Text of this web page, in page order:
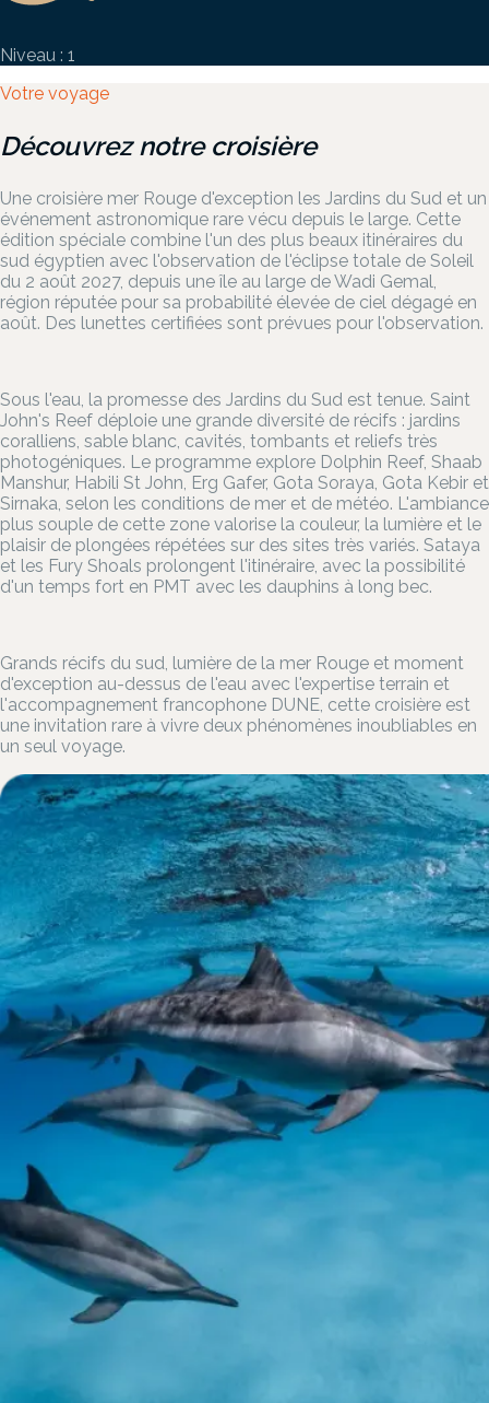
Niveau : 1
Votre voyage
Découvrez notre croisière
Une croisière mer Rouge d'exception les Jardins du Sud et un
événement astronomique rare vécu depuis le large. Cette
édition spéciale combine l'un des plus beaux itinéraires du
sud égyptien avec l'observation de l'éclipse totale de Soleil
du 2 août 2027, depuis une île au large de Wadi Gemal,
région réputée pour sa probabilité élevée de ciel dégagé en
août. Des lunettes certifiées sont prévues pour l'observation.
Sous l'eau, la promesse des Jardins du Sud est tenue. Saint
John's Reef déploie une grande diversité de récifs : jardins
coralliens, sable blanc, cavités, tombants et reliefs très
photogéniques. Le programme explore Dolphin Reef, Shaab
Manshur, Habili St John, Erg Gafer, Gota Soraya, Gota Kebir et
Sirnaka, selon les conditions de mer et de météo. L'ambiance
plus souple de cette zone valorise la couleur, la lumière et le
plaisir de plongées répétées sur des sites très variés. Sataya
et les Fury Shoals prolongent l'itinéraire, avec la possibilité
d'un temps fort en PMT avec les dauphins à long bec.
Grands récifs du sud, lumière de la mer Rouge et moment
d'exception au-dessus de l'eau avec l'expertise terrain et
l'accompagnement francophone DUNE, cette croisière est
une invitation rare à vivre deux phénomènes inoubliables en
un seul voyage.